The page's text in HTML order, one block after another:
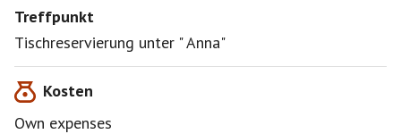
Treffpunkt
Tischreservierung unter " Anna"
Kosten
Own expenses